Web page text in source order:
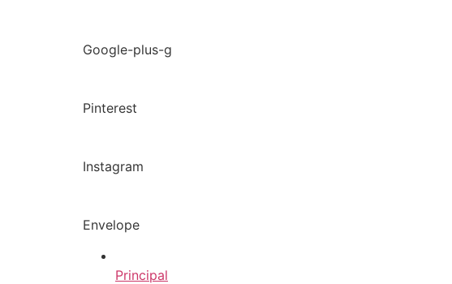
Google-plus-g
Pinterest
Instagram
Envelope
Principal